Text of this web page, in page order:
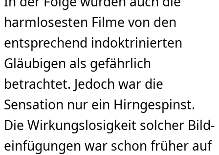
harmlosesten Filme von den
entsprechend indoktrinierten
Gläubigen als gefährlich
betrachtet. Jedoch war die
Sensation nur ein Hirngespinst.
Die Wirkungslosigkeit solcher Bild­
einfügungen war schon früher auf